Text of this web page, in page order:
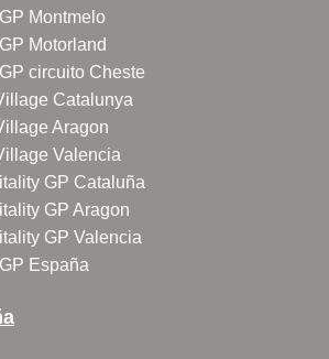
Montmelo
Motorland
circuito Cheste
Catalunya
Aragon
Valencia
GP Cataluña
GP Aragon
GP Valencia
España